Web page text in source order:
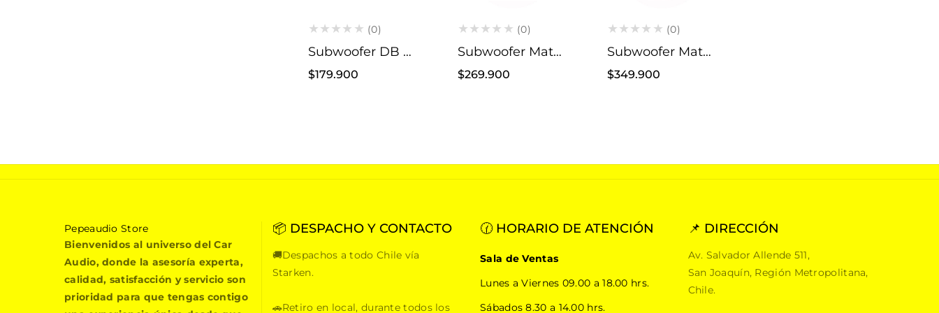
(0)
Subwoofer DB Drive WDX6.5 3K
Precio
$179.900
(0)
Subwoofer Match PP 7E-D
Precio
$269.900
(0)
Subwoofer Match PP 7S-D
Precio
$349.900
P
e
p
a
u
Pepeaudio Store
Bienvenidos al universo del Car
Audio, donde la asesoría experta,
calidad, satisfacción y servicio son
prioridad para que tengas contigo
📦 DESPACHO Y CONTACTO
🚚Despachos a todo Chile vía
Starken.
🚗Retiro en local, durante todos los
🕜 HORARIO DE ATENCIÓN
Sala de Ventas
Lunes a Viernes 09.00 a 18.00 hrs.
Sábados 8.30 a 14.00 hrs.
📌 DIRECCIÓN
Av. Salvador Allende 511,
San Joaquín, Región Metropolitana,
Chile.